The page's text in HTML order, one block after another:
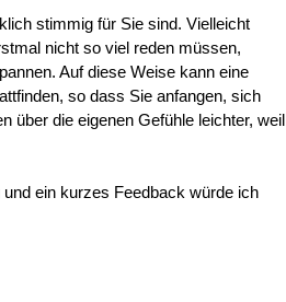
stimmig für Sie sind. Vielleicht
nicht so viel reden müssen,
Auf diese Weise kann eine
so dass Sie anfangen, sich
über die eigenen Gefühle leichter, weil
ein kurzes Feedback würde ich